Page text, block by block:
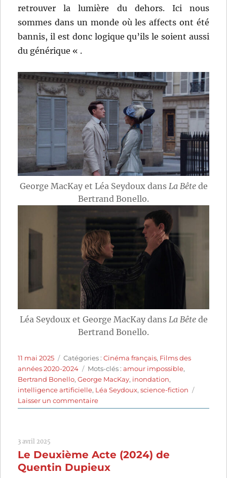
retrouver la lumière du dehors. Ici nous
sommes dans un monde où les affects ont été
bannis, il est donc logique qu’ils le soient aussi
du générique « .
George MacKay et Léa Seydoux dans La Bêtede
Bertrand Bonello.
Léa Seydoux et George MacKay dans La Bêtede
Bertrand Bonello.
Publié
le
11 mai 2025 Catégories
Catégories :Cinéma français, Films des
années 2020-2024
Étiquettes
Mots-clés :amour impossible,
Bertrand Bonello,George MacKay, inondation,
intelligence artificielle, Léa Seydoux,science-fiction
Laisser un commentairesur
La
Bertrand
Bonello
3 avril 2025
Le Deuxième Acte (2024) de
Quentin Dupieux